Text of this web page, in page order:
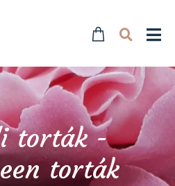
torták -
torták